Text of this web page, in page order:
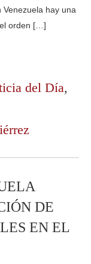
hay una
orden […]
del Día,
DE
EN EL